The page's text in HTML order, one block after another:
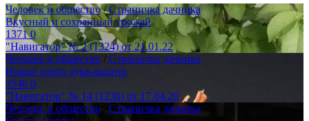
Человек и общество/Страничка дачника
Вкусный и сохранный урожай
13710
"Навигатор" № 2 (1324) от 21.01.22
Человек и общество / Страничка дачника
Новые сорта лука-шалота
3546 0
"Навигатор" № 14 (1236) от 17.04.20
Человек и общество
Страничка дачника